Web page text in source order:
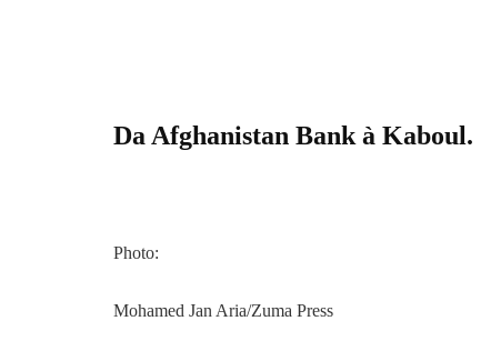
Da Afghanistan Bank à Kaboul.
Photo:
Mohamed Jan Aria/Zuma Press